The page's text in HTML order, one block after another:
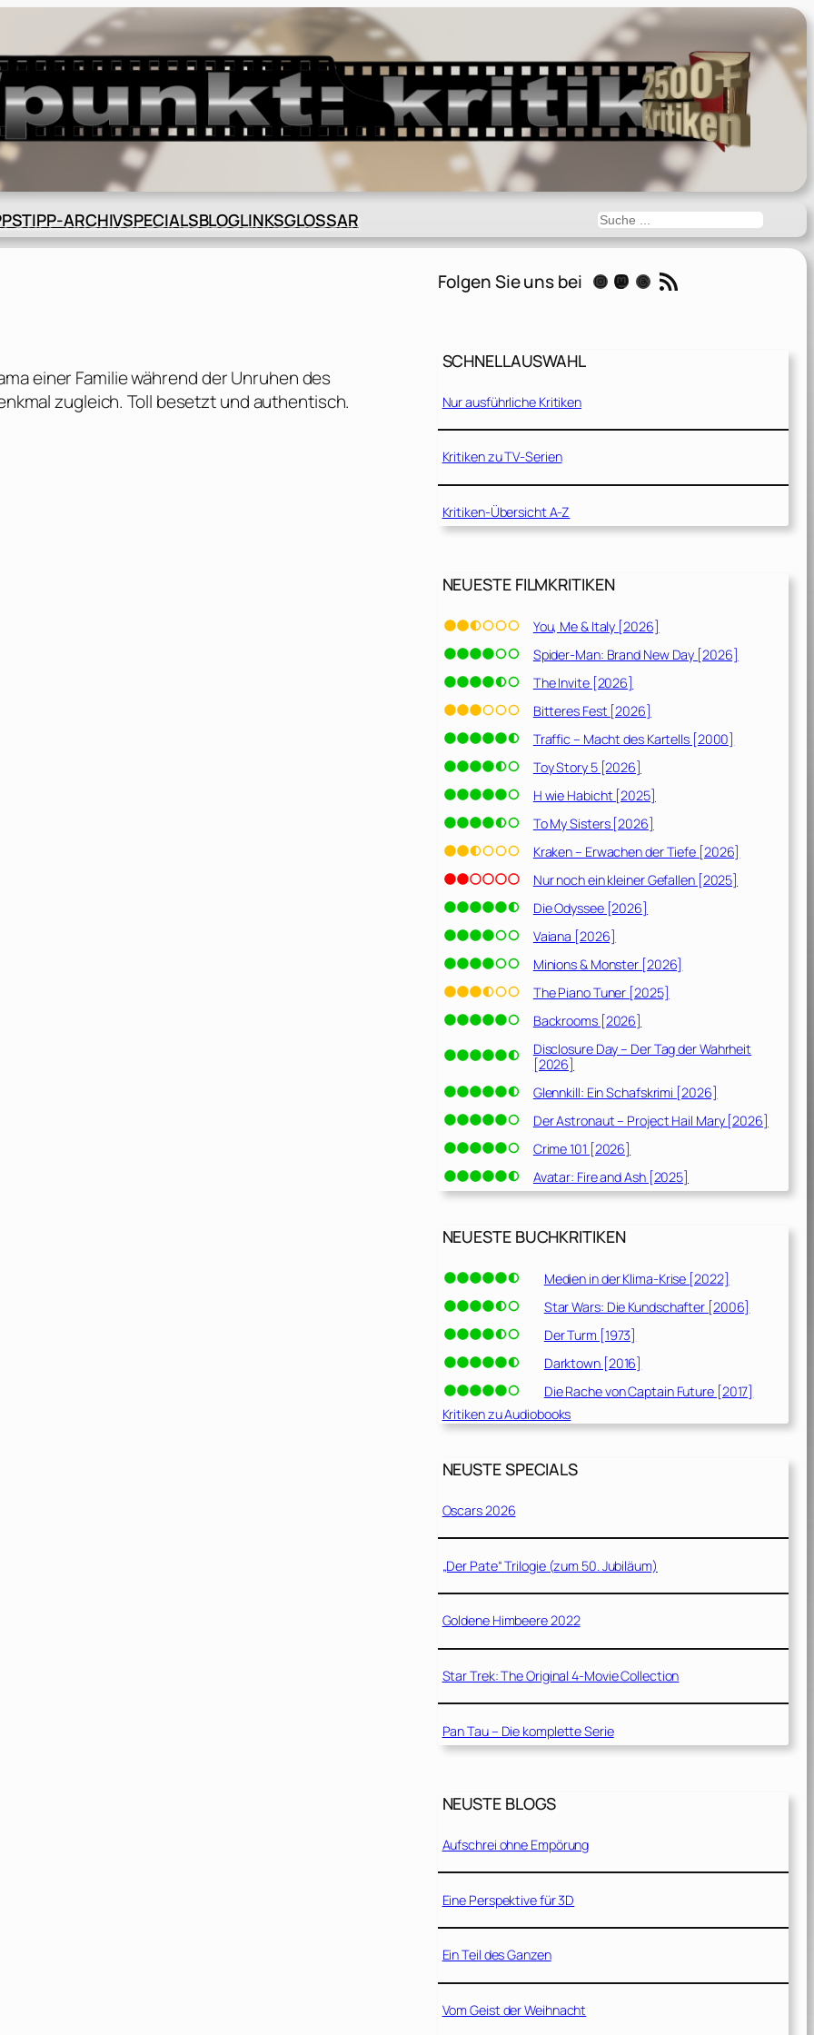
TIPP-ARCHIVSPECIALSBLOGLINKSGLOSSAR Suchen
einer Familie während der Unruhen des
zugleich. Toll besetzt und authentisch.
Folgen Sie uns bei Instagram Mastodon Threads RSS-Feed
SCHNELLAUSWAHL
Nur ausführliche Kritiken
Kritiken zu TV-Serien
Kritiken-Übersicht A-Z
NEUESTE FILMKRITIKEN
You, Me & Italy [2026]
Spider-Man: Brand New Day [2026]
The Invite [2026]
Bitteres Fest [2026]
Traffic – Macht des Kartells [2000]
Toy Story 5 [2026]
H wie Habicht [2025]
To My Sisters [2026]
Kraken – Erwachen der Tiefe [2026]
Nur noch ein kleiner Gefallen [2025]
Die Odyssee [2026]
Vaiana [2026]
Minions & Monster [2026]
The Piano Tuner [2025]
Backrooms [2026]
Disclosure Day – Der Tag der Wahrheit
[2026]
Glennkill: Ein Schafskrimi [2026]
Der Astronaut – Project Hail Mary [2026]
Crime 101 [2026]
Avatar: Fire and Ash [2025]
NEUESTE BUCHKRITIKEN
Medien in der Klima-Krise [2022]
Star Wars: Die Kundschafter [2006]
Der Turm [1973]
Darktown [2016]
Die Rache von Captain Future [2017]
Kritiken zu Audiobooks
NEUSTE SPECIALS
Oscars 2026
„Der Pate“ Trilogie (zum 50. Jubiläum)
Goldene Himbeere 2022
Star Trek: The Original 4-Movie Collection
Pan Tau – Die komplette Serie
NEUSTE BLOGS
Aufschrei ohne Empörung
Eine Perspektive für 3D
Ein Teil des Ganzen
Vom Geist der Weihnacht